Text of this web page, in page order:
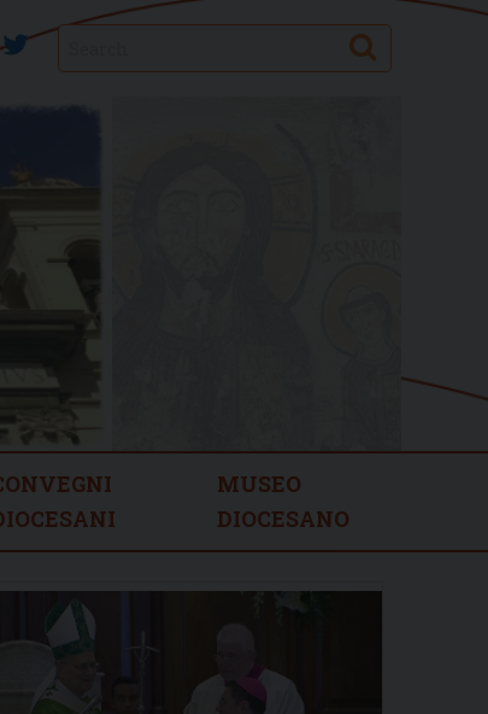
twitter Search
MUSEO
DIOCESANO